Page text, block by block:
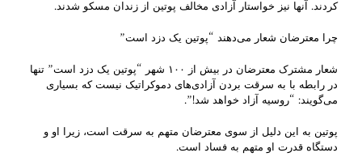
کردند. آنها نیز خواستار آزادی مخالف پوتین از زندان مسکو شدند.
چرا معترضان شعار می‌دهند “پوتین یک دزد است”
شعار مشترک معترضان در بیش از ۱۰۰ شهر “پوتین یک دزد است” تنها
در رابطه با به سرقت بردن آزادی‌های دموکراتیک نیست که بسیاری
می‌گویند: “روسیه آزاد خواهد شد!”.
پوتین به این دلیل از سوی معترضان متهم به سرقت است، زیرا او و
دستگاه قدرت او متهم به فساد است.